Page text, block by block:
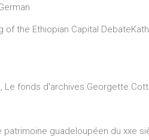
of the Ethiopian Capital
Le fonds d'archives Georgette
patrimoine guadeloupéen du xxe